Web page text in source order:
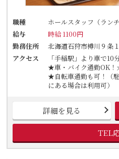
職種
ホールスタッフ（ランチ
給与
時給 1100円
勤務住所
北海道石狩市樽川９条
アクセス
「手稲駅」より車で10
★車・バイク通勤OK！
★自転車通勤も可！（
にある場合は利用可）
詳細を見る
TEL